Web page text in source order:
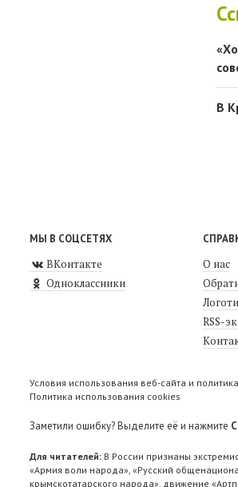
В
МЫ В СОЦСЕТЯХ
ВКонтакте
Одноклассники
О нас
RSS-
Условия использования веб-сайта и
Политика использования cookies
Заметили ошибку? Выделите её и нажмите
Для читателей: В России признаны
«Армия воли народа», «Русский
крымскотатарского народа», движение